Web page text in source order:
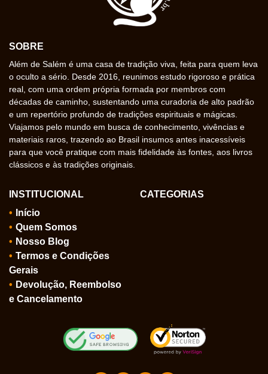
SOBRE
Além de Salém é uma casa de tradição viva, feita para quem leva
o oculto a sério. Desde 2016, reunimos estudo rigoroso e prática
real, com uma ordem própria formada por membros com
décadas de caminho, sustentando uma curadoria de alto padrão
e um repertório profundo de tradições espirituais e mágicas.
Viajamos pelo mundo em busca de conhecimento, vivências e
materiais raros, trazendo ao Brasil insumos antes inacessíveis
para que você pratique com mais fidelidade às fontes, aos livros
clássicos e às tradições originais.
INSTITUCIONAL
Início
Quem Somos
Nosso Blog
Termos e Condições
Gerais
Devolução, Reembolso
e Cancelamento
CATEGORIAS